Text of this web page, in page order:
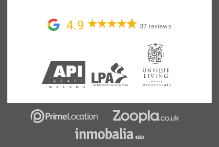
4.9 37 reviews